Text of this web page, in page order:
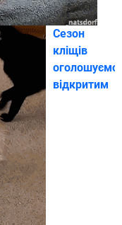
Сезон
кліщів
оголошуємо
відкритим